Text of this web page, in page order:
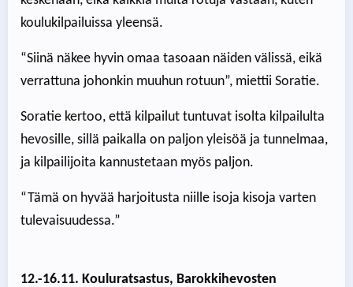
koulukilpailuissa yleensä.
“Siinä näkee hyvin omaa tasoaan näiden välissä, eikä
verrattuna johonkin muuhun rotuun”, miettii Soratie.
Soratie kertoo, että kilpailut tuntuvat isolta kilpailulta
hevosille, sillä paikalla on paljon yleisöä ja tunnelmaa,
ja kilpailijoita kannustetaan myös paljon.
“Tämä on hyvää harjoitusta niille isoja kisoja varten
tulevaisuudessa.”
12.-16.11. Kouluratsastus, Barokkihevosten